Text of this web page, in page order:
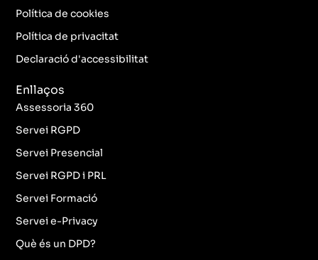
o
k
-
f
r
m
r i
n
Enllaços
Assessoria 360
Servei RGPD
Servei Presencial
Servei RGPD i PRL
Servei Formació
Servei e-Privacy
Què és un DPD?
Política de cookies
Política de privacitat
Declaració d'accessibilitat